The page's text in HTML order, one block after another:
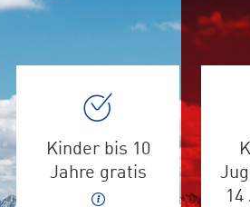
Kinder bis 10
Jahre gratis
14